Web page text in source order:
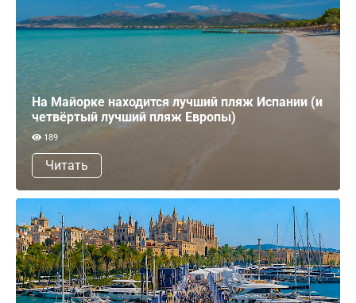
На Майорке находится лучший пляж Испании (и
четвёртый лучший пляж Европы)
189
Читать